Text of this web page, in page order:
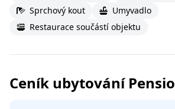
Sprchový kout
Umyvadlo
Restaurace součástí objektu
Ceník ubytování